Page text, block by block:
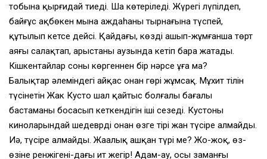
тобына қырғидай тиеді. Шаң көтеріледі. Жүрегің лүпілдеп,
байғұс ақбөкен мына аждаһаның тырнағына түспей,
құтылып кетсе дейсің. Қайдағы, көзді ашып-жұмғанша төрт
аяғы салақтап, арыстаның аузында кетіп бара жатады.
Кішкентайлар соны көргеннен бір нәрсе ұға ма?
Балықтар әлеміндегі айқас онан гөрі жұмсақ. Мұхит тілін
түсінетін Жак Кусто шал қайтыс болғалы бағалы
бастаманың босаңсып кеткендігін іші сезеді. Кустоның
киноларындай шедеврді онан өзге тірі жан түсіре алмайды.
Иә, түсіре алмайды. Жаңалық ашқан түрі ме? Жо-жоқ, өз-
өзіне ренжігені-дағы ит жегір! Адам-ау, осы заманғы